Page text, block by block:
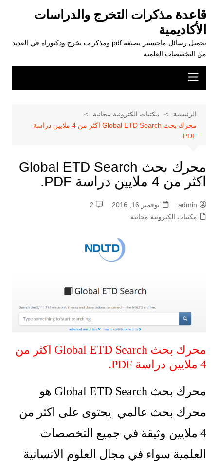
المحتوى
قاعدة مذكرات التخرج والدراسات
الأكاديمية
تحميل رسائل ماجستير بصيغة pdf ومذكرات تخرج ودكتوراه في العديد
من التخصصات العلمية
الرئيسية
مكتبات الكترونية مجانية
محرك بحث Global ETD Search اكثر من 4 ملايين دراسة
PDF.
محرك بحث Global ETD Search
اكثر من 4 ملايين دراسة PDF.
admin نوفمبر 16, 2016
2
مكتبات الكترونية مجانية
محرك بحث Global ETD Search اكثر من
4 ملايين دراسة PDF.
محرك بحث Global ETD Search هو
محرك بحث عالمي يحتوى على اكثر من
4 ملايين وثيقة في جميع التخصصات
العلمية سواء في مجال العلوم الانسانية